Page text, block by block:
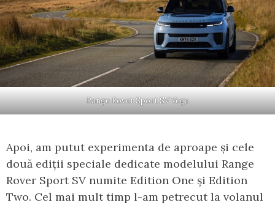
Range Rover Sport SV Vega
Apoi, am putut experimenta de aproape și cele
două ediții speciale dedicate modelului Range
Rover Sport SV numite Edition One și Edition
Two. Cel mai mult timp l-am petrecut la volanul